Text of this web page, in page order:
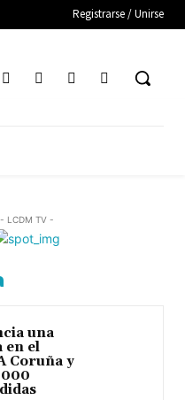
Registrarse / Unirse
- LCDM TV -
una
en el
Coruña y